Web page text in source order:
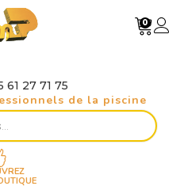
0
61 27 71 75
de la piscine